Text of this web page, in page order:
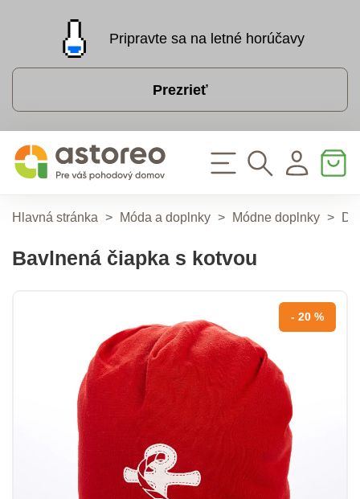
Pripravte sa na letné horúčavy
Prezrieť
Hlavná stránka > Móda a doplnky > Módne doplnky >
Bavlnená čiapka s kotvou
- 20 %